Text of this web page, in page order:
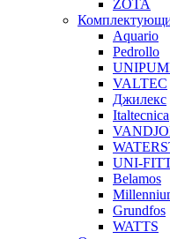
ZOTA
Aquario
Pedrollo
VALTEC
Джилекс
Italtecnica
UNI-
Belamos
Grundfos
WATTS